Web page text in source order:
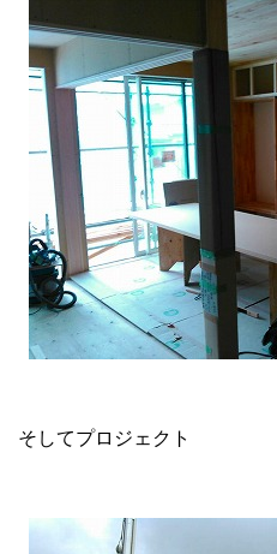
そしてプロジェクト